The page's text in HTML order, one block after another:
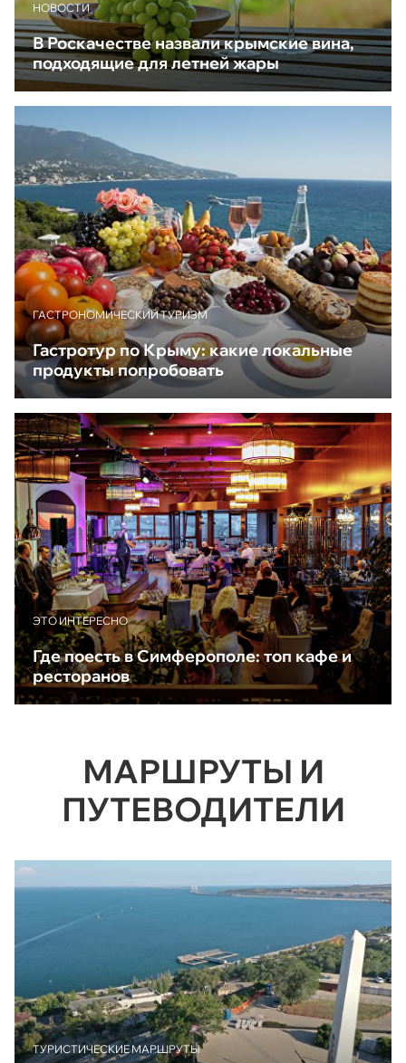
НОВОСТИ
В Роскачестве назвали крымские вина,
подходящие для летней жары
ГАСТРОНОМИЧЕСКИЙ ТУРИЗМ
Гастротур по Крыму: какие локальные
продукты попробовать
ЭТО ИНТЕРЕСНО
Где поесть в Симферополе: топ кафе и
ресторанов
МАРШРУТЫ И
ПУТЕВОДИТЕЛИ
ТУРИСТИЧЕСКИЕ МАРШРУТЫ